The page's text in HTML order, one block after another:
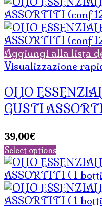
Aggiungi alla lista
Visualizzazione
OLIO
GUSTI
39,00€
Select options